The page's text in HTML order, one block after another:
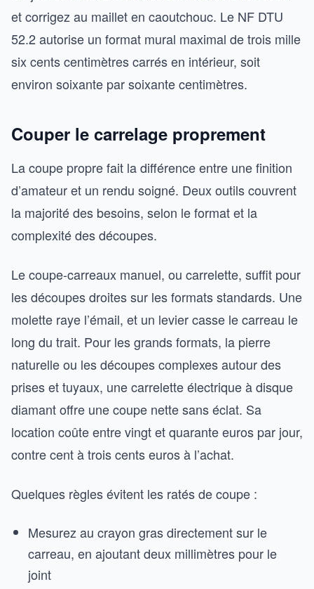
et corrigez au maillet en caoutchouc. Le NF DTU
52.2 autorise un format mural maximal de trois mille
six cents centimètres carrés en intérieur, soit
environ soixante par soixante centimètres.
Couper le carrelage proprement
La coupe propre fait la différence entre une finition
d’amateur et un rendu soigné. Deux outils couvrent
la majorité des besoins, selon le format et la
complexité des découpes.
Le coupe-carreaux manuel, ou carrelette, suffit pour
les découpes droites sur les formats standards. Une
molette raye l’émail, et un levier casse le carreau le
long du trait. Pour les grands formats, la pierre
naturelle ou les découpes complexes autour des
prises et tuyaux, une carrelette électrique à disque
diamant offre une coupe nette sans éclat. Sa
location coûte entre vingt et quarante euros par jour,
contre cent à trois cents euros à l’achat.
Quelques règles évitent les ratés de coupe :
Mesurez au crayon gras directement sur le
carreau, en ajoutant deux millimètres pour le
joint